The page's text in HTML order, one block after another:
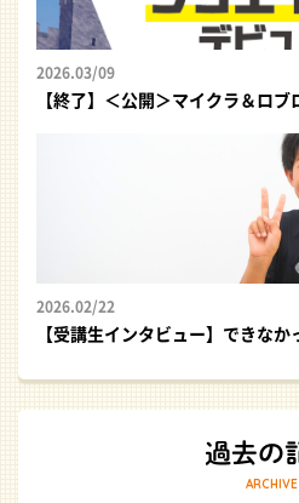
2026.03/09
2026.02/22
ARCHIVE